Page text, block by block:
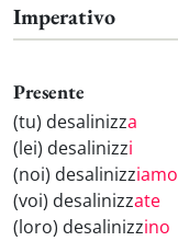
Imperativo
Presente
(tu) desalinizza
(lei) desalinizzi
(noi) desalinizziamo
(voi) desalinizzate
(loro) desalinizzino